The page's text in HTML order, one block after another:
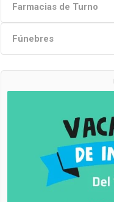
Farmacias de Turno
Fúnebres